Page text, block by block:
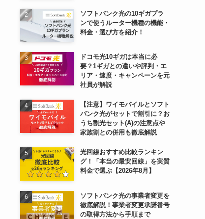
ソフトバンク光の10ギガプラ
ンで使うルーター機種の機能・
料金・選び方を紹介！
ドコモ光10ギガは本当に必
要？1ギガとの違いや評判・エ
リア・速度・キャンペーンを元
社員が解説
【注意】ワイモバイルとソフト
バンク光がセットで割引に？お
うち割光セット(A)の注意点や
家族割との併用も徹底解説
光回線おすすめ比較ランキン
グ！「本当の最安回線」を実質
料金で選ぶ【2026年8月】
ソフトバンク光の事業者変更を
徹底解説！事業者変更承諾番号
の取得方法から手順まで